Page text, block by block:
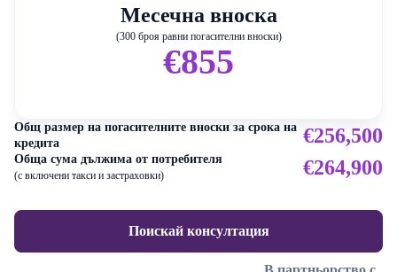
Месечна вноска
(300 броя равни погасителни вноски)
€855
Общ размер на погасителните вноски за срока на
кредита
€256,500
Обща сума дължима от потребителя
(с включени такси и застраховки) €264,900
Поискай консултация